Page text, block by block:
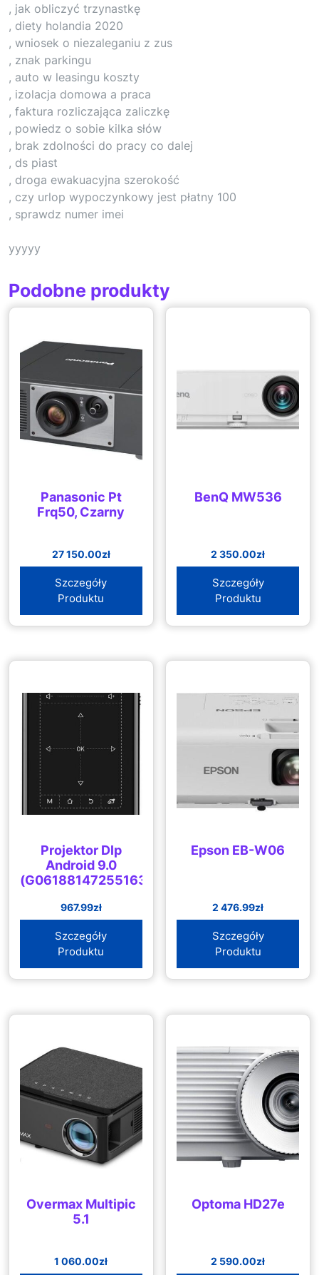
, jak obliczyć trzynastkę
, diety holandia 2020
, wniosek o niezaleganiu z zus
, znak parkingu
, auto w leasingu koszty
, izolacja domowa a praca
, faktura rozliczająca zaliczkę
, powiedz o sobie kilka słów
, brak zdolności do pracy co dalej
, ds piast
, droga ewakuacyjna szerokość
, czy urlop wypoczynkowy jest płatny 100
, sprawdz numer imei
yyyyy
Podobne produkty
Panasonic Pt
Frq50, Czarny
27 150.00zł
Szczegóły
Produktu
BenQ MW536
2 350.00zł
Szczegóły
Produktu
Projektor Dlp
Android 9.0
(G06188147255163)
967.99zł
Szczegóły
Produktu
Epson EB-W06
2 476.99zł
Szczegóły
Produktu
Overmax Multipic
5.1
1 060.00zł
Optoma HD27e
2 590.00zł